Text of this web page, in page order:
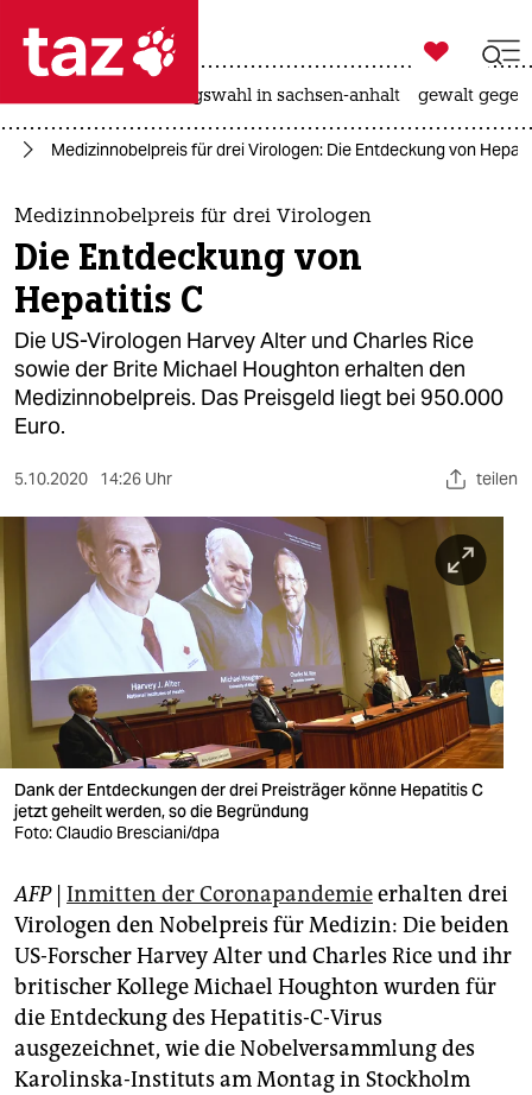
 taz zahl ich
taz zahl ich
themen
politik
öko
gesellschaft
kultur
sport
wahrheit
verlag
verlag
veranstaltungen
shop
fragen & hilfe
unterstützen
abo
genossenschaft
epaper login

taz zahl ich
landtagswahl in sachsen-anhalt gewalt
Medizinnobelpreis für drei Virologen: Die Entdeckung von
Medizinnobelpreis für drei Virologen
Die Entdeckung von
Hepatitis C
Die US-Virologen Harvey Alter und Charles Rice
sowie der Brite Michael Houghton erhalten den
Medizinnobelpreis. Das Preisgeld liegt bei 950.000
Euro.
5.10.2020 14:26 Uhr teilen
Dank der Entdeckungen der drei Preisträger könne Hepatitis C
jetzt geheilt werden, so die Begründung
Foto: Claudio Bresciani/dpa
AFP| Inmitten der Coronapandemieerhalten drei
Virologen den Nobelpreis für Medizin: Die beiden
US-Forscher Harvey Alter und Charles Rice und ihr
britischer Kollege Michael Houghton wurden für
die Entdeckung des Hepatitis-C-Virus
ausgezeichnet, wie die Nobelversammlung des
Karolinska-Instituts am Montag in Stockholm